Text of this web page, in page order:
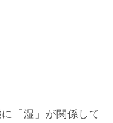
「湿」が関係して